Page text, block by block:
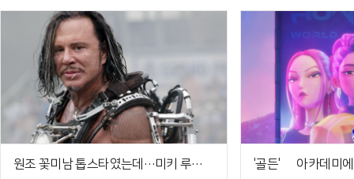
원조 꽃미남 톱스타였는데…미키 루크, 월세 못내 쫓겨나[[Ce:월드뷰]